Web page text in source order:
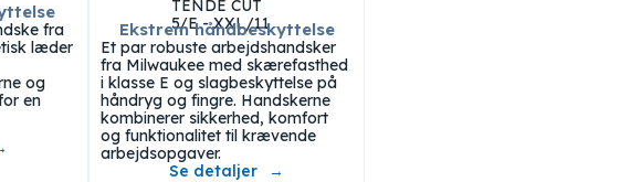
fra
læder
og
en
Ekstrem håndbeskyttelse
Et par robuste arbejdshandsker
fra Milwaukee med skærefasthed
i klasse E og slagbeskyttelse på
håndryg og fingre. Handskerne
kombinerer sikkerhed, komfort
og funktionalitet til krævende
arbejdsopgaver.
Se detaljer